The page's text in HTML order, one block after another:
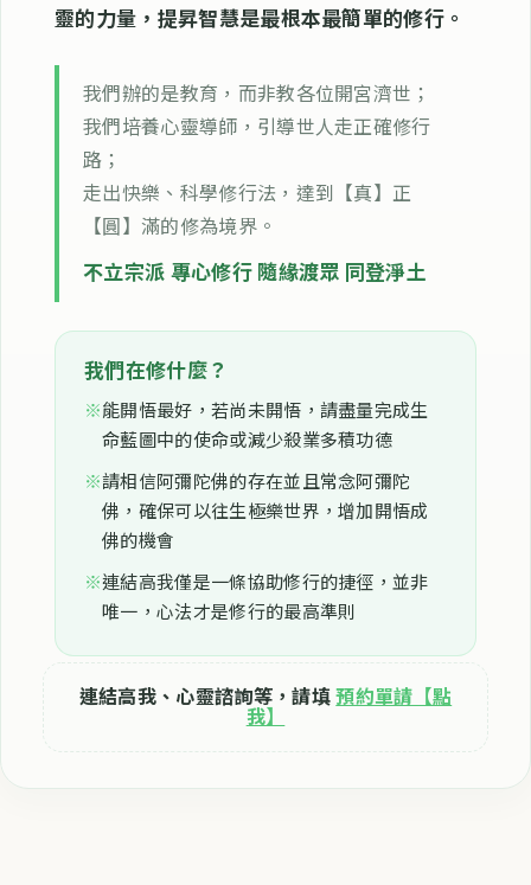
靈的力量，提昇智慧是最根本最簡單的修行。
我們辦的是教育，而非教各位開宮濟世；
我們培養心靈導師，引導世人走正確修行
路；
走出快樂、科學修行法，達到【真】正
【圓】滿的修為境界。
不立宗派 專心修行 隨緣渡眾 同登淨土
我們在修什麼？
※能開悟最好，若尚未開悟，請盡量完成生
命藍圖中的使命或減少殺業多積功德
※請相信阿彌陀佛的存在並且常念阿彌陀
佛，確保可以往生極樂世界，增加開悟成
佛的機會
※連結高我僅是一條協助修行的捷徑，並非
唯一，心法才是修行的最高準則
連結高我、心靈諮詢等，請填預約單請【點
我】